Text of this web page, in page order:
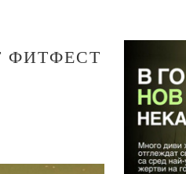
ФИТФЕСТ